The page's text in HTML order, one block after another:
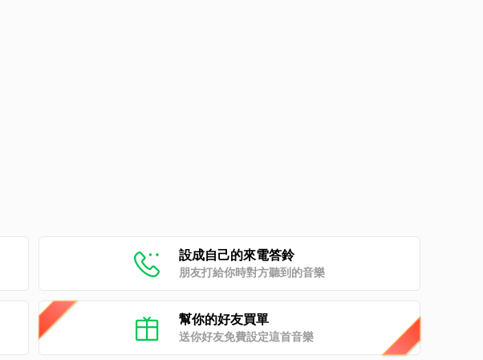
設成自己的來電答鈴
朋友打給你時對方聽到的音樂
幫你的好友買單
送你好友免費設定這首音樂